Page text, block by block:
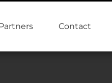
Contact